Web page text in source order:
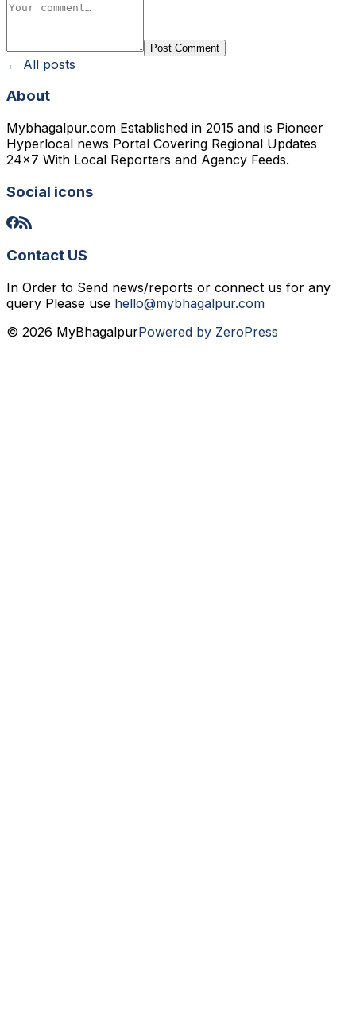
Post Comment
← All posts
About
Mybhagalpur.com Established in 2015 and is Pioneer
Hyperlocal news Portal Covering Regional Updates
24x7 With Local Reporters and Agency Feeds.
Social icons
Contact US
In Order to Send news/reports or connect us for any
query Please use hello@mybhagalpur.com
© 2026 MyBhagalpurPowered by ZeroPress